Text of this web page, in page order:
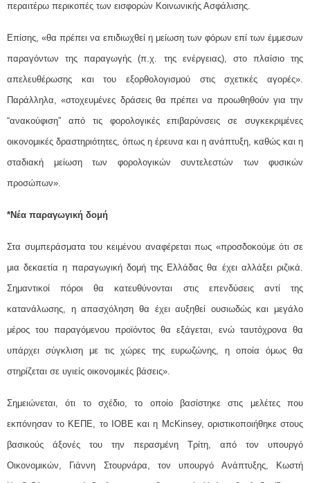
περαιτέρω περικοπές των εισφορών Κοινωνικής Ασφάλισης.
Επίσης, «θα πρέπει να επιδιωχθεί η μείωση των φόρων επί των έμμεσων
παραγόντων της παραγωγής (π.χ. της ενέργειας), στο πλαίσιο της
απελευθέρωσης και του εξορθολογισμού στις σχετικές αγορές».
Παράλληλα, «στοχευμένες δράσεις θα πρέπει να προωθηθούν για την
“ανακούφιση” από τις φορολογικές επιβαρύνσεις σε συγκεκριμένες
οικονομικές δραστηριότητες, όπως η έρευνα και η ανάπτυξη, καθώς και η
σταδιακή μείωση των φορολογικών συντελεστών των φυσικών
προσώπων».
*Νέα παραγωγική δομή
Στα συμπεράσματα του κειμένου αναφέρεται πως «προσδοκούμε ότι σε
μια δεκαετία η παραγωγική δομή της Ελλάδας θα έχει αλλάξει ριζικά.
Σημαντικοί πόροι θα κατευθύνονται στις επενδύσεις αντί της
κατανάλωσης, η απασχόληση θα έχει αυξηθεί ουσιωδώς και μεγάλο
μέρος του παραγόμενου προϊόντος θα εξάγεται, ενώ ταυτόχρονα θα
υπάρχει σύγκλιση με τις χώρες της ευρωζώνης, η οποία όμως θα
στηρίζεται σε υγιείς οικονομικές βάσεις».
Σημειώνεται, ότι το σχέδιο, το οποίο βασίστηκε στις μελέτες που
εκπόνησαν το ΚΕΠΕ, το ΙΟΒΕ και η McKinsey, οριστικοποιήθηκε στους
βασικούς άξονές του την περασμένη Τρίτη, από τον υπουργό
Οικονομικών, Γιάννη Στουρνάρα, τον υπουργό Ανάπτυξης, Κωστή